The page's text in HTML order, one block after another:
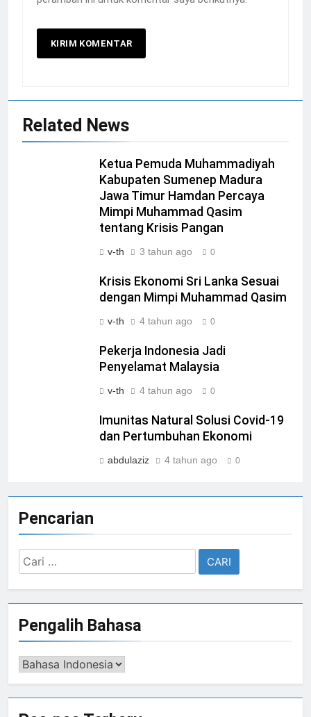
Related News
Ketua Pemuda Muhammadiyah
Kabupaten Sumenep Madura
Jawa Timur Hamdan Percaya
Mimpi Muhammad Qasim
tentang Krisis Pangan
v-th 3 tahun ago 0
Krisis Ekonomi Sri Lanka Sesuai
dengan Mimpi Muhammad Qasim
v-th 4 tahun ago 0
Pekerja Indonesia Jadi
Penyelamat Malaysia
v-th 4 tahun ago 0
Imunitas Natural Solusi Covid-19
dan Pertumbuhan Ekonomi
abdulaziz 4 tahun ago 0
Pencarian
Cari
untuk:
Pengalih Bahasa
Pengalih